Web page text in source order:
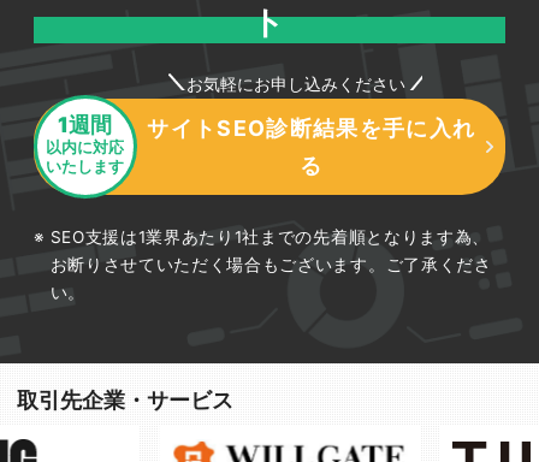
ト
お気軽にお申し込みください
1週間
以内に対応
いたします
サイトSEO診断結果を手に入れ
る
SEO支援は1業界あたり1社までの先着順となります為、
お断りさせていただく場合もございます。ご了承くださ
い。
取引先企業・サービス